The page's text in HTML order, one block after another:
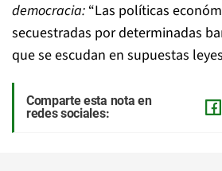
democracia: “Las políticas
secuestradas por determinadas
que se escudan en supuestas
Comparte esta nota en
redes sociales: